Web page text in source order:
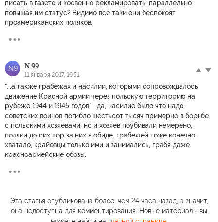
писать в газете и косвенно рекламировать, параллельно
повышая им статус? Видимо все таки они беспокоят
проамериканских поляков.
N9 N 99
11 января 2017, 16:51
"...а также грабежах и насилии, которыми сопровождалось
движение Красной армии через польскую территорию на
рубеже 1944 и 1945 годов" , да, насилие было что надо,
советских воинов погибло шестьсот тысяч примерно в борьбе
с польскими хозяевами, но и хозяев поубивали немерено,
поляки до сих пор за них в обиде. грабежей тоже конечно
хватало, крайовцы только ими и занимались, грабя даже
красноармейские обозы.
Эта статья опубликована более, чем 24 часа назад, а значит,
она недоступна для комментирования. Новые материалы вы